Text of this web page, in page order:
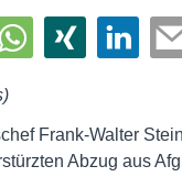
Frank-Walter
Abzug aus